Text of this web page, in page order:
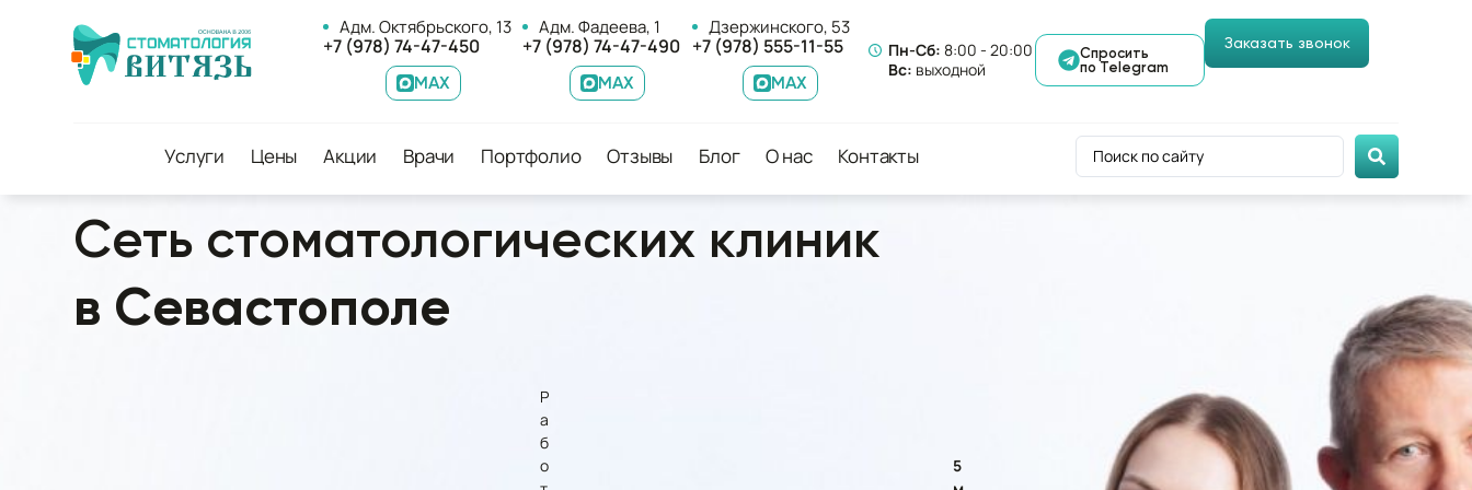
Адм. Октябрьского, 13
+7 (978) 74-47-450
MAX
Адм. Фадеева, 1
+7 (978) 74-47-490
MAX
Дзержинского, 53
+7 (978) 555-11-55
MAX
Пн-Сб: 8:00 - 20:00
Вс: выходной
Спросить
по Telegram
Заказать звонок
Услуги Цены Акции Врачи Портфолио Отзывы Блог О нас Контакты
Cеть стоматологических клиник
в Севастополе
Р
а
б
о
5